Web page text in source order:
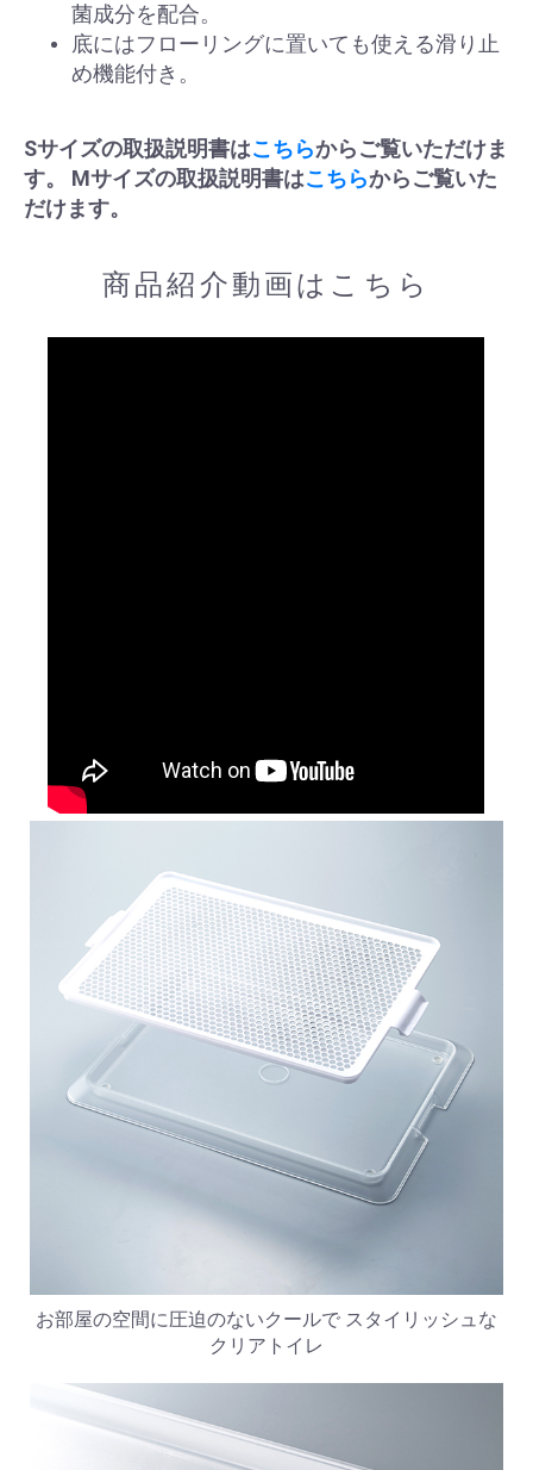
菌成分を配合。
底にはフローリングに置いても使える滑り止
め機能付き。
Sサイズの取扱説明書はこちらからご覧いただけま
す。
Mサイズの取扱説明書はこちらからご覧いた
だけます。
商品紹介動画はこちら
お部屋の空間に圧迫のないクールで スタイリッシュな
クリアトイレ